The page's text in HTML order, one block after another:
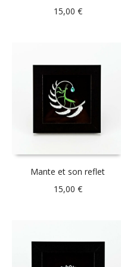
15,00 €
Mante et son reflet
15,00 €